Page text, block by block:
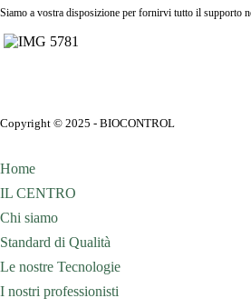
Siamo a vostra disposizione per fornirvi tutto il supporto
Copyright © 2025 - BIOCONTROL
Home
IL CENTRO
Chi siamo
Standard di Qualità
Le nostre Tecnologie
I nostri professionisti